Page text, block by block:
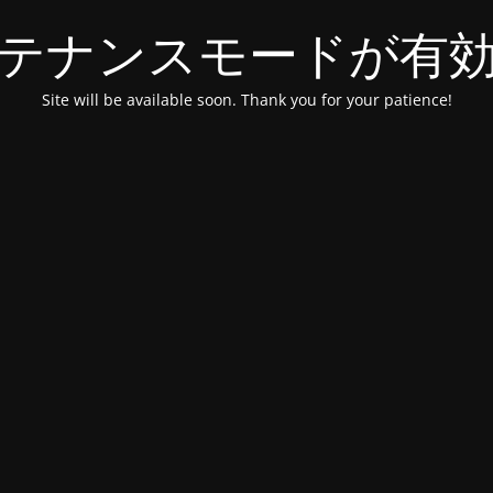
ナンスモードが有
Site will be available soon. Thank you for your patience!